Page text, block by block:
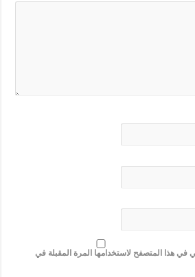
في هذا المتصفح لاستخدامها المرة المقبلة في